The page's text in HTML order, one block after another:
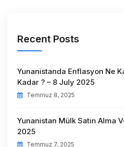
Recent Posts
Yunanistanda Enflasyon Ne
Kadar ? – 8 July 2025
Temmuz 8, 2025
Yunanistan Mülk Satın Alma
2025
Temmuz 7, 2025